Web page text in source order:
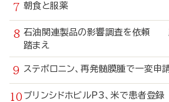
朝食と服薬
石油関連製品の影響調査を依頼
踏まえ
ステボロニン、再発髄膜腫で一変
ブリンシドホビルP3、米で患者登